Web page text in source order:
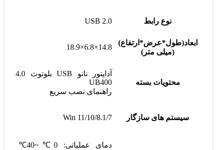
نوع رابط USB 2.0
ابعاد(طول*عرض*ارتفاع)
(میلی متر)
14.8×6.8×18.9
محتویات بسته
آداپتور نانو USB بلوتوث 4.0
UB400
راهنمای نصب سریع
سیستم های سازگار Win 11/10/8.1/7
دمای عملیاتی: 0℃~40℃